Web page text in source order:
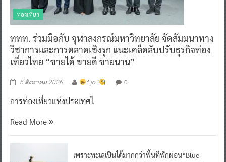
ท่องเที่ยว
ททท. ร่วมมือกับ จุฬาลงกรณ์มหาวิทยาลัย จัดสัมมนาทาง
วิชาการและการตลาดเชิงรุก แนะเคล็ดลับปรับธุรกิจท่อง
เที่ยวไทย “ขายได้ ขายดี ขายนาน”
5 สิงหาคม 2026 ^ jo ^ 0
การท่องเที่ยวแห่งประเทศไ
Read More
เพราะทะเลเป็นได้มากกว่าพื้นที่พักผ่อน“Blue